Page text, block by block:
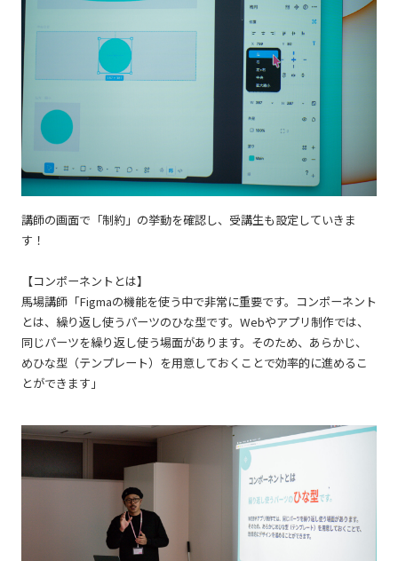
講師の画面で「制約」の挙動を確認し、受講生も設定していきま
す！
【コンポーネントとは】
馬場講師「Figmaの機能を使う中で非常に重要です。コンポーネント
とは、繰り返し使うパーツのひな型です。Webやアプリ制作では、
同じパーツを繰り返し使う場面があります。そのため、あらかじ、
めひな型（テンプレート）を用意しておくことで効率的に進めるこ
とができます」